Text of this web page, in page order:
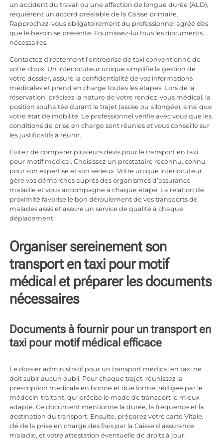
un accident du travail ou une affection de longue durée (ALD),
requièrent un accord préalable de la Caisse primaire.
Rapprochez-vous obligatoirement du professionnel agréé dès
que le besoin se présente. Fournissez-lui tous les documents
nécessaires.
Contactez directement l’entreprise de taxi conventionné de
votre choix. Un interlocuteur unique simplifie la gestion de
votre dossier, assure la confidentialité de vos informations
médicales et prend en charge toutes les étapes. Lors de la
réservation, précisez la nature de votre rendez-vous médical, la
position souhaitée durant le trajet (assise ou allongée), ainsi que
votre état de mobilité. Le professionnel vérifie avec vous que les
conditions de prise en charge sont réunies et vous conseille sur
les justificatifs à réunir.
Évitez de comparer plusieurs devis pour le transport en taxi
pour motif médical. Choisissez un prestataire reconnu, connu
pour son expertise et son sérieux. Votre unique interlocuteur
gère vos démarches auprès des organismes d’assurance
maladie et vous accompagne à chaque étape. La relation de
proximité favorise le bon déroulement de vos transports de
malades assis et assure un service de qualité à chaque
déplacement.
Organiser sereinement son
transport en taxi pour motif
médical et préparer les documents
nécessaires
Documents à fournir pour un transport en
taxi pour motif médical efficace
Le dossier administratif pour un transport médical en taxi ne
doit subir aucun oubli. Pour chaque trajet, réunissez la
prescription médicale en bonne et due forme, rédigée par le
médecin-traitant, qui précise le mode de transport le mieux
adapté. Ce document mentionne la durée, la fréquence et la
destination du transport. Ensuite, préparez votre carte Vitale,
clé de la prise en charge des frais par la Caisse d’assurance
maladie, et votre attestation éventuelle de droits à jour.